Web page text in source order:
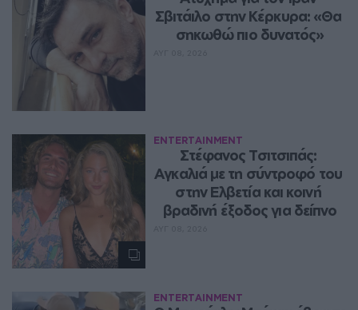
Σβιτάιλο στην Κέρκυρα: «Θα
σηκωθώ πιο δυνατός»
ENTERTAINMENT
Στέφανος Τσιτσιπάς:
Αγκαλιά με τη σύντροφό του
στην Ελβετία και κοινή
βραδινή έξοδος για δείπνο
ENTERTAINMENT